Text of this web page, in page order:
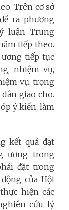
Trên cơ sở
ra phương
luận Trung
tiếp theo.
tiếp tục
nhiệm vụ,
vụ, trọng
giao cho.
ý kiến, làm
kết quả đạt
ương trong
đặt trong
của Hội
hiện các
cứu lý